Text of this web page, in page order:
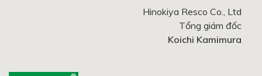
Hinokiya Resco Co., Ltd
Tổng giám đốc
Koichi Kamimura